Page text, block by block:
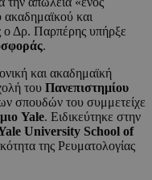
ακαδημαϊκού και
ο Δρ. Παρπέρης υπήρξε
.
και ακαδημαϊκή
του Πανεπιστημίου
σπουδών του συμμετείχε
Yale. Ειδικεύτηκε στην
University School of
της Ρευματολογίας